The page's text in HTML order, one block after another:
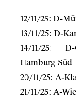
12/11/25: D-
13/11/25: D-
14/11/25:
Hamburg Süd
20/11/25: A-
21/11/25: A-